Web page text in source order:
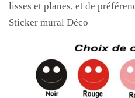
lisses et planes, et de
Sticker mural Déco